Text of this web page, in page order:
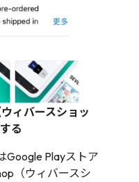
ィバースショッ
る
Playストア
（ウィバースシ